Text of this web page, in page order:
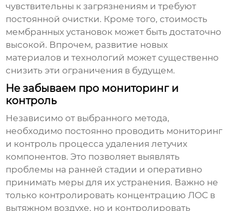
чувствительны к загрязнениям и требуют
постоянной очистки. Кроме того, стоимость
мембранных установок может быть достаточно
высокой. Впрочем, развитие новых
материалов и технологий может существенно
снизить эти ограничения в будущем.
Не забываем про мониторинг и
контроль
Независимо от выбранного метода,
необходимо постоянно проводить мониторинг
и контроль процессаудаления летучих
компонентов. Это позволяет выявлять
проблемы на ранней стадии и оперативно
принимать меры для их устранения. Важно не
только контролировать концентрацию ЛОС в
вытяжном воздухе, но и контролировать